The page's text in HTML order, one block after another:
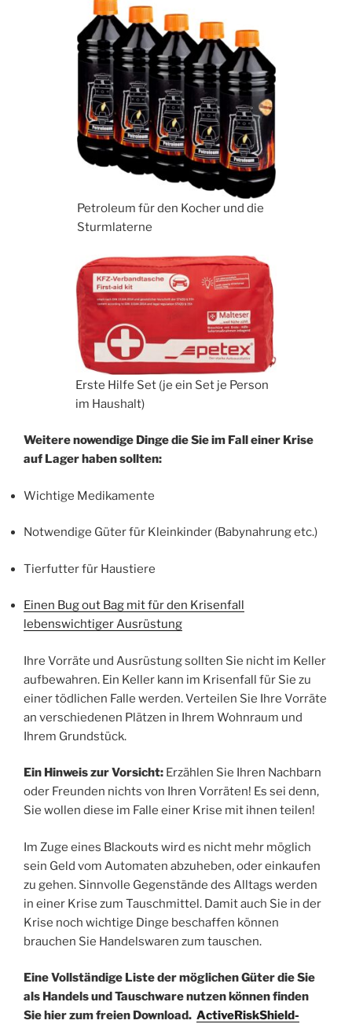
Petroleum für den Kocher und die
Sturmlaterne
Erste Hilfe Set (je ein Set je Person
im Haushalt)
Weitere nowendige Dinge die Sie im Fall einer Krise
auf Lager haben sollten:
Wichtige Medikamente
Notwendige Güter für Kleinkinder (Babynahrung etc.)
Tierfutter für Haustiere
Einen Bug out Bag mit für den Krisenfall
lebenswichtiger Ausrüstung
Ihre Vorräte und Ausrüstung sollten Sie nicht im Keller
aufbewahren. Ein Keller kann im Krisenfall für Sie zu
einer tödlichen Falle werden. Verteilen Sie Ihre Vorräte
an verschiedenen Plätzen in Ihrem Wohnraum und
Ihrem Grundstück.
Ein Hinweis zur Vorsicht: Erzählen Sie Ihren Nachbarn
oder Freunden nichts von Ihren Vorräten! Es sei denn,
Sie wollen diese im Falle einer Krise mit ihnen teilen!
Im Zuge eines Blackouts wird es nicht mehr möglich
sein Geld vom Automaten abzuheben, oder einkaufen
zu gehen. Sinnvolle Gegenstände des Alltags werden
in einer Krise zum Tauschmittel. Damit auch Sie in der
Krise noch wichtige Dinge beschaffen können
brauchen Sie Handelswaren zum tauschen.
Eine Vollständige Liste der möglichen Güter die Sie
als Handels und Tauschware nutzen können finden
Sie hier zum freien Download. ActiveRiskShield-